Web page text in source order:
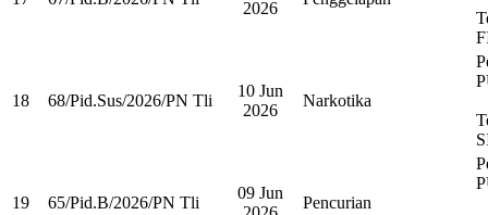
2026
18 68/Pid.Sus/2026/PN Tli
10 Jun
2026
Narkotika
19 65/Pid.B/2026/PN Tli
09 Jun
Pencurian